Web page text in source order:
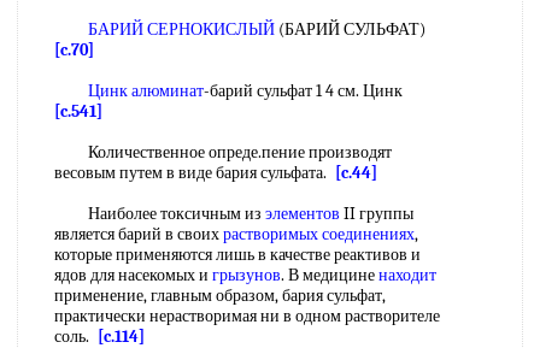
БАРИЙ СЕРНОКИСЛЫЙ (БАРИЙ СУЛЬФАТ)
[c.70]
Цинк алюминат-барий сульфат 1 4 см. Цинк
[c.541]
Количественное опреде.пение производят
весовым путем в виде бария сульфата.
[c.44]
Наиболее токсичным из элементов II группы
является барий в своихрастворимых соединениях,
которые применяются лишь в качестве реактивов и
ядов для насекомых и грызунов. В медициненаходит
применение, главным образом, бария сульфат,
практически нерастворимая ни в одном растворителе
соль.
[c.114]